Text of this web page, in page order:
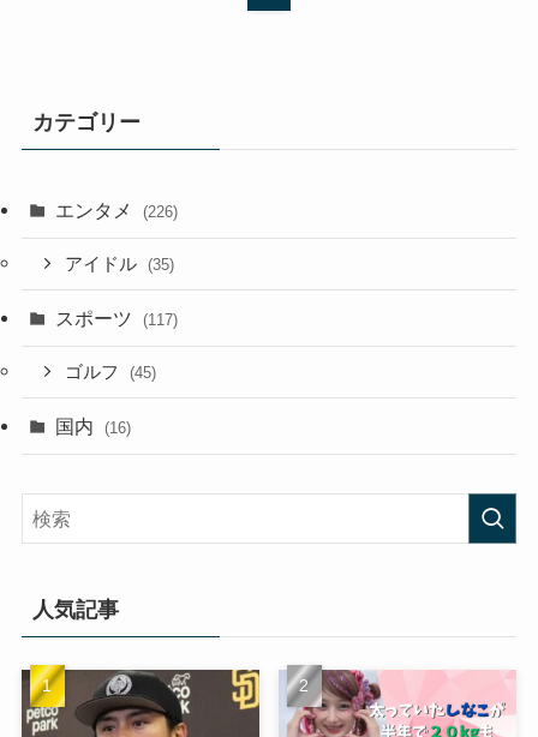
カテゴリー
エンタメ (226)
アイドル (35)
スポーツ (117)
ゴルフ (45)
国内 (16)
人気記事